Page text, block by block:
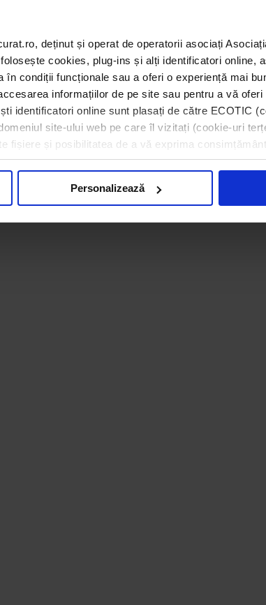
deținut și operat de operatorii asociați
cookies, plug-ins și alți identificatori online,
în condiții funcționale sau a oferi o experiență mai
informațiilor de pe site sau pentru a vă
identificatori online sunt plasați de către ECOTIC
site-ului web pe care îl vizitați (cookie-uri
fișiere și posibilitatea de a vă exprima
Personalizează